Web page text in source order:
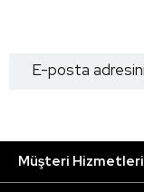
Müşteri Hizmetleri